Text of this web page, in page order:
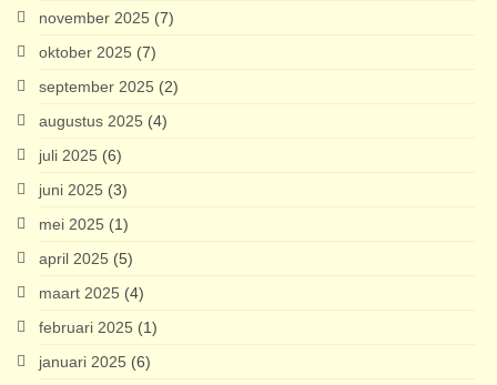
november 2025 (7)
oktober 2025 (7)
september 2025 (2)
augustus 2025 (4)
juli 2025 (6)
juni 2025 (3)
mei 2025 (1)
april 2025 (5)
maart 2025 (4)
februari 2025 (1)
januari 2025 (6)